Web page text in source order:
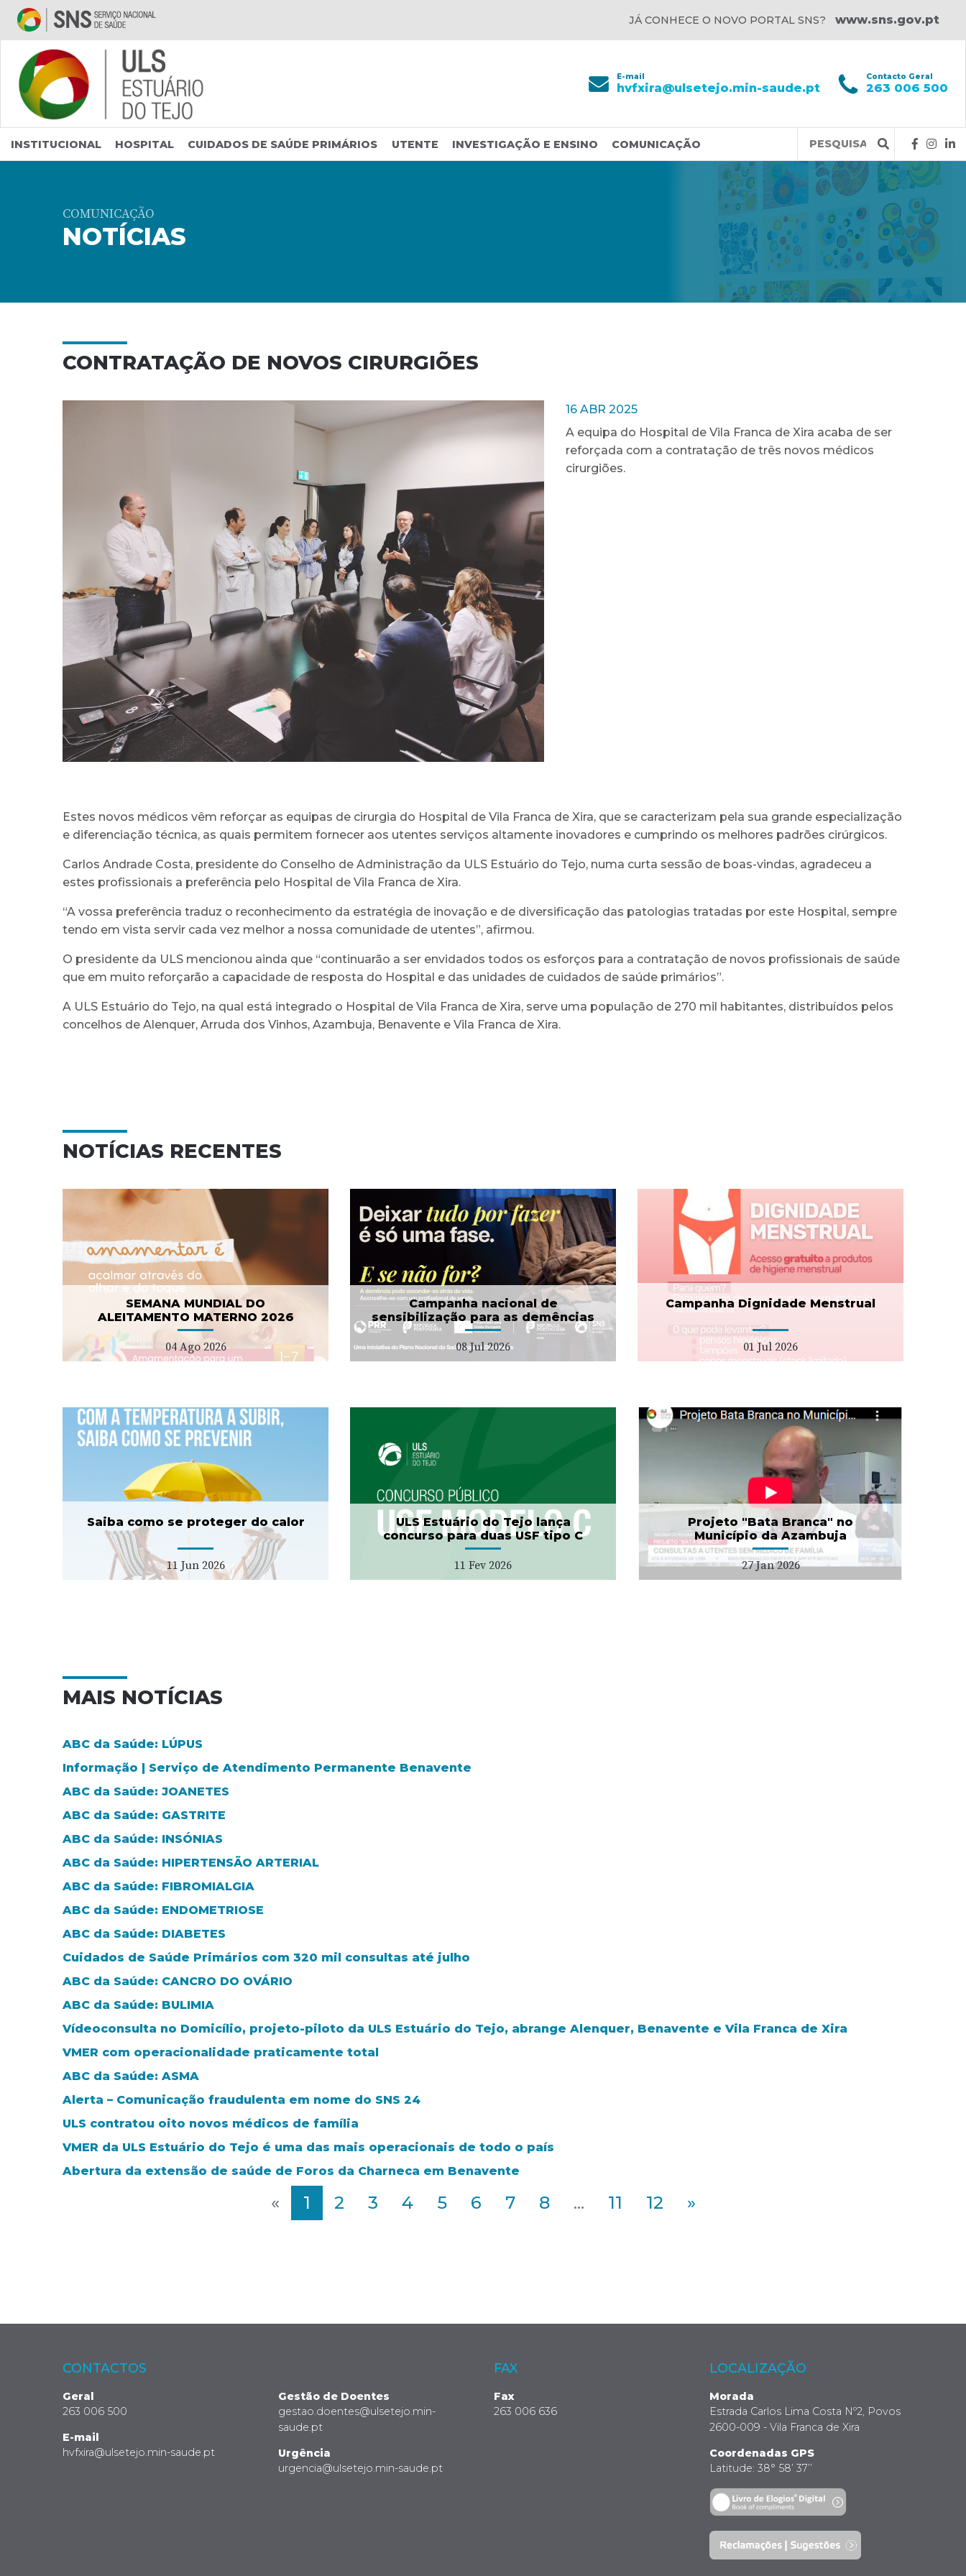
Saltar para conteúdo principal
JÁ CONHECE O NOVO PORTAL SNS? www.sns.gov.pt
E-mail
hvfxira@ulsetejo.min-saude.pt
Contacto Geral
263 006 500
INSTITUCIONAL HOSPITAL CUIDADOS DE SAÚDE PRIMÁRIOS UTENTE INVESTIGAÇÃO E ENSINO COMUNICAÇÃO
Query
COMUNICAÇÃO
NOTÍCIAS
CONTRATAÇÃO DE NOVOS CIRURGIÕES
16 ABR 2025
A equipa do Hospital de Vila Franca de Xira acaba de ser
reforçada com a contratação de três novos médicos
cirurgiões.
Estes novos médicos vêm reforçar as equipas de cirurgia do Hospital de Vila Franca de Xira, que se caracterizam pela sua grande especialização
e diferenciação técnica, as quais permitem fornecer aos utentes serviços altamente inovadores e cumprindo os melhores padrões cirúrgicos.
Carlos Andrade Costa, presidente do Conselho de Administração da ULS Estuário do Tejo, numa curta sessão de boas-vindas, agradeceu a
estes profissionais a preferência pelo Hospital de Vila Franca de Xira.
“A vossa preferência traduz o reconhecimento da estratégia de inovação e de diversificação das patologias tratadas por este Hospital, sempre
tendo em vista servir cada vez melhor a nossa comunidade de utentes”, afirmou.
O presidente da ULS mencionou ainda que “continuarão a ser envidados todos os esforços para a contratação de novos profissionais de saúde
que em muito reforçarão a capacidade de resposta do Hospital e das unidades de cuidados de saúde primários”.
A ULS Estuário do Tejo, na qual está integrado o Hospital de Vila Franca de Xira, serve uma população de 270 mil habitantes, distribuídos pelos
concelhos de Alenquer, Arruda dos Vinhos, Azambuja, Benavente e Vila Franca de Xira.
NOTÍCIAS RECENTES
SEMANA MUNDIAL DO
ALEITAMENTO MATERNO 2026
04 Ago 2026
Campanha nacional de
sensibilização para as demências
08 Jul 2026
Campanha nacional de
sensibilização para as
demências
08 Jul 2026 Campanha Dignidade Menstrual
01 Jul 2026
Campanha Dignidade
Menstrual
01 Jul 2026
Saiba como se proteger do calor
11 Jun 2026
ULS Estuário do Tejo lança
concurso para duas USF tipo C
11 Fev 2026
ULS Estuário do Tejo
lança concurso para duas
USF tipo C
11 Fev 2026
Projeto "Bata Branca" no
Município da Azambuja
27 Jan 2026
Projeto "Bata Branca" no
27 Jan 2026
MAIS NOTÍCIAS
ABC da Saúde: LÚPUS
Informação | Serviço de Atendimento Permanente Benavente
ABC da Saúde: JOANETES
ABC da Saúde: GASTRITE
ABC da Saúde: INSÓNIAS
ABC da Saúde: HIPERTENSÃO ARTERIAL
ABC da Saúde: FIBROMIALGIA
ABC da Saúde: ENDOMETRIOSE
ABC da Saúde: DIABETES
Cuidados de Saúde Primários com 320 mil consultas até julho
ABC da Saúde: CANCRO DO OVÁRIO
ABC da Saúde: BULIMIA
Vídeoconsulta no Domicílio, projeto-piloto da ULS Estuário do Tejo, abrange Alenquer, Benavente e Vila Franca de Xira
VMER com operacionalidade praticamente total
ABC da Saúde: ASMA
Alerta – Comunicação fraudulenta em nome do SNS 24
ULS contratou oito novos médicos de família
VMER da ULS Estuário do Tejo é uma das mais operacionais de todo o país
Abertura da extensão de saúde de Foros da Charneca em Benavente
« 1 2 3 4 5 6 7 8 ... 11 12 »
CONTACTOS
Geral
263 006 500
E-mail
hvfxira@ulsetejo.min-saude.pt
Gestão de Doentes
gestao.doentes@ulsetejo.min-
saude.pt
Urgência
urgencia@ulsetejo.min-saude.pt
FAX
Fax
263 006 636
LOCALIZAÇÃO
Morada
Estrada Carlos Lima Costa Nº2, Povos
2600-009 - Vila Franca de Xira
Coordenadas GPS
Latitude: 38° 58’ 37’’